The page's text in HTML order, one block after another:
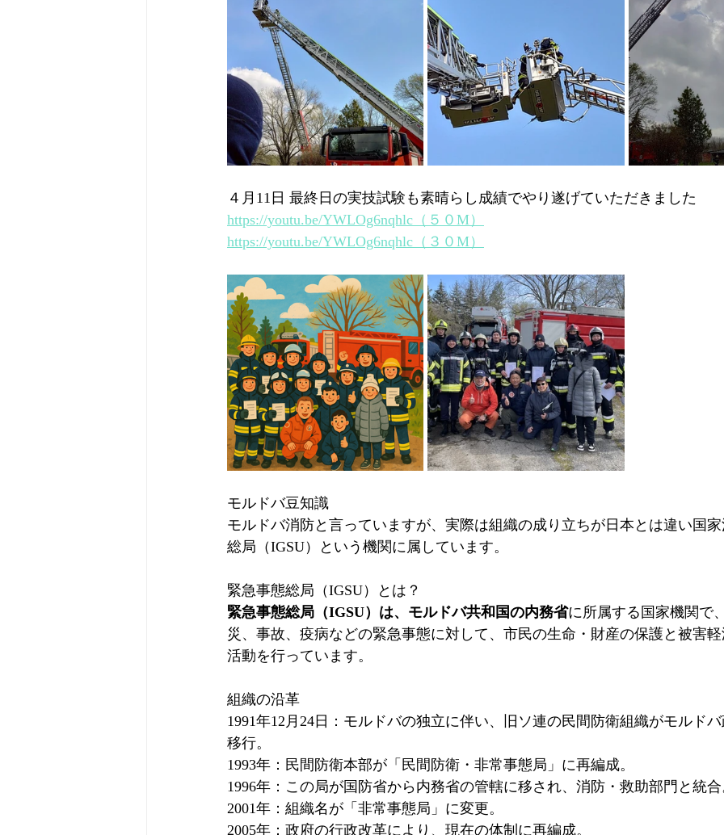
４月11日 最終日の実技試験も素晴らし成績でやり遂げていただきました
https://youtu.be/YWLOg6nqhlc（５０M）
https://youtu.be/YWLOg6nqhlc（３０M）
モルドバ豆知識
モルドバ消防と言っていますが、実際は組織の成り立ちが日本とは違い国
総局（IGSU）という機関に属しています。
緊急事態総局（IGSU）とは？
緊急事態総局（IGSU）は、モルドバ共和国の内務省に所属する国家機関で
災、事故、疫病などの緊急事態に対して、​市民の生命・財産の保護と被害
活動を行っています。​
組織の沿革
1991年12月24日：​モルドバの独立に伴い、旧ソ連の民間防衛組織がモルド
移行。​
1993年：​民間防衛本部が「民間防衛・非常事態局」に再編成。​
1996年：​この局が国防省から内務省の管轄に移され、消防・救助部門と統
2001年：​組織名が「非常事態局」に変更。​
2005年：​政府の行政改革により、現在の体制に再編成。​